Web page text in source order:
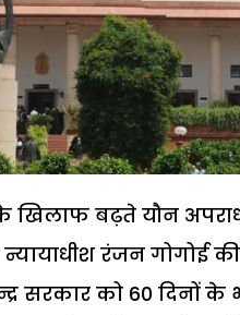
खिलाफ बढ़ते यौन
रंजन गोगोई
सरकार को 60 दिनों के